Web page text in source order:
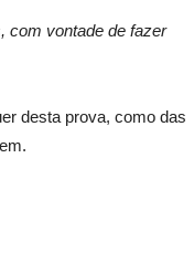
com vontade de fazer
desta prova, como das